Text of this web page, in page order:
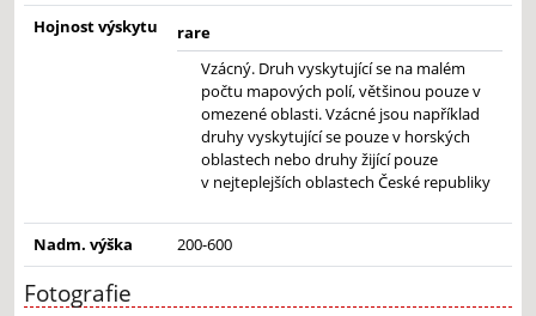
Hojnost výskytu
rare
Vzácný. Druh vyskytující se na malém
počtu mapových polí, většinou pouze v
omezené oblasti. Vzácné jsou například
druhy vyskytující se pouze v horských
oblastech nebo druhy žijící pouze
v nejteplejších oblastech České republiky
Nadm. výška 200-600
Fotografie